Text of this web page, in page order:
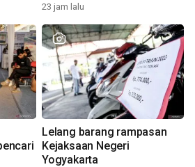
23 jam lalu
Lelang barang rampasan
Kejaksaan Negeri
Yogyakarta